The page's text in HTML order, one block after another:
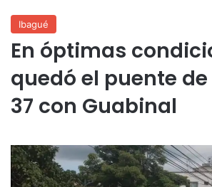
Ibagué
En óptimas
quedó el puente
37 con Guabinal